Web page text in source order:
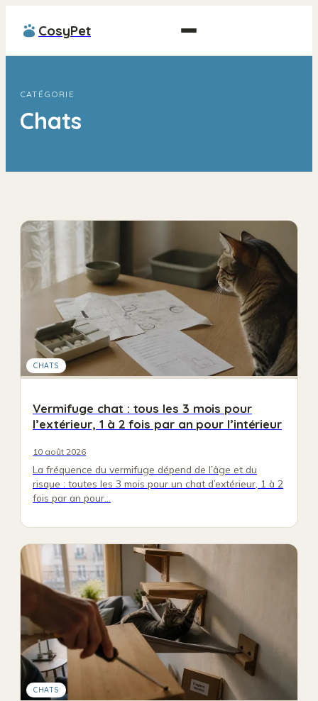
CosyPet
CATÉGORIE
Chats
CHATS
Vermifuge chat : tous les 3 mois pour
l’extérieur, 1 à 2 fois par an pour l’intérieur
10 août 2026
La fréquence du vermifuge dépend de l’âge et du
risque : toutes les 3 mois pour un chat d’extérieur, 1 à 2
fois par an pour…
CHATS